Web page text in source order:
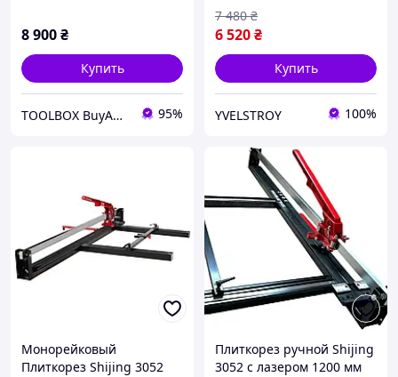
8 900₴
Купить
TOOLBOX BuyAndWork 95%
6 520₴
7 480 ₴
Купить
YVELSTROY 100%
Монорейковый
Плиткорез Shijing 3052
Плиткорез ручной Shijing
3052 с лазером 1200 мм